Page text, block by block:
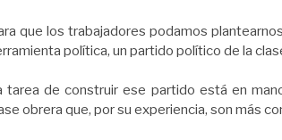
que los trabajadores podamos
política, un partido político de la
tarea de construir ese partido está en
obrera que, por su experiencia, son más